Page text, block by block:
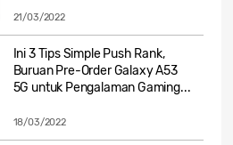
21/03/2022
Ini 3 Tips Simple Push Rank,
Buruan Pre-Order Galaxy A53
5G untuk Pengalaman Gaming...
18/03/2022